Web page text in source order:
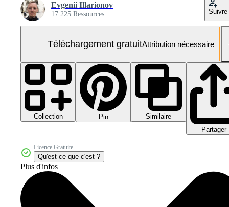
Evgenii Illarionov
17 225 Ressources Suivre
Téléchargement gratuitAttribution nécessaire
Collection Pin
Similaire
Partager
Licence Gratuite
Qu'est-ce que c'est ?
Plus d'infos